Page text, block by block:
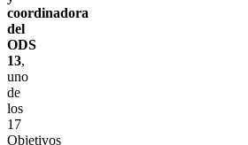
coordinadora
del
ODS
13,
uno
de
los
17
Objetivos